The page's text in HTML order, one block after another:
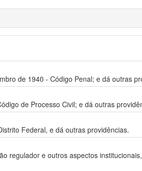
de 1940 - Código Penal; e dá outras
de Processo Civil; e dá outras
Federal, e dá outras providências.
regulador e outros aspectos